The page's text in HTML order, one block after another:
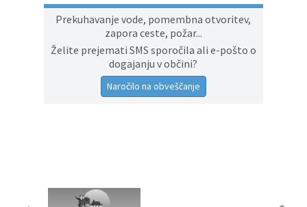
Prekuhavanje vode, pomembna otvoritev,
zapora ceste, požar...
Želite prejemati SMS sporočila ali e-pošto o
dogajanju v občini?
Naročilo na obveščanje